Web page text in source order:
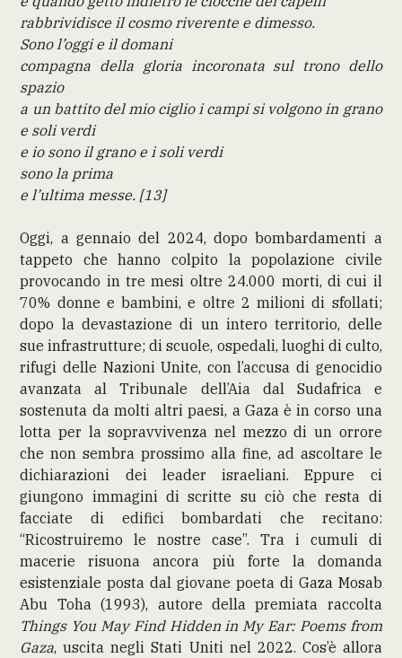
rabbrividisce il cosmo riverente e dimesso.
Sono l’oggi e il domani
compagna della gloria incoronata sul trono dello
spazio
a un battito del mio ciglio i campi si volgono in grano
e soli verdi
e io sono il grano e i soli verdi
sono la prima
e l’ultima messe. [13]
Oggi, a gennaio del 2024, dopo bombardamenti a
tappeto che hanno colpito la popolazione civile
provocando in tre mesi oltre 24.000 morti, di cui il
70% donne e bambini, e oltre 2 milioni di sfollati;
dopo la devastazione di un intero territorio, delle
sue infrastrutture; di scuole, ospedali, luoghi di culto,
rifugi delle Nazioni Unite, con l’accusa di genocidio
avanzata al Tribunale dell’Aia dal Sudafrica e
sostenuta da molti altri paesi, a Gaza è in corso una
lotta per la sopravvivenza nel mezzo di un orrore
che non sembra prossimo alla fine, ad ascoltare le
dichiarazioni dei leader israeliani. Eppure ci
giungono immagini di scritte su ciò che resta di
facciate di edifici bombardati che recitano:
“Ricostruiremo le nostre case”. Tra i cumuli di
macerie risuona ancora più forte la domanda
esistenziale posta dal giovane poeta di Gaza Mosab
Abu Toha (1993), autore della premiata raccolta
Things You May Find Hidden in My Ear: Poems from
Gaza, uscita negli Stati Uniti nel 2022. Cos’è allora